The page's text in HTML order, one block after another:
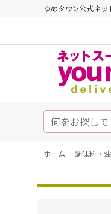
ゆめタウン公式ネッ
ホーム -調味料・油